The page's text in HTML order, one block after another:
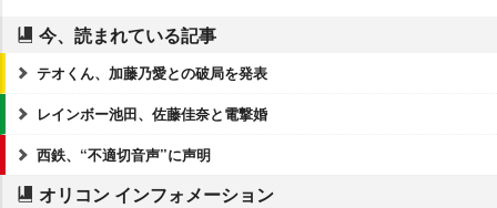
今、読まれている記事
テオくん、加藤乃愛との破局を発表
レインボー池田、佐藤佳奈と電撃婚
西鉄、“不適切音声”に声明
オリコン インフォメーション